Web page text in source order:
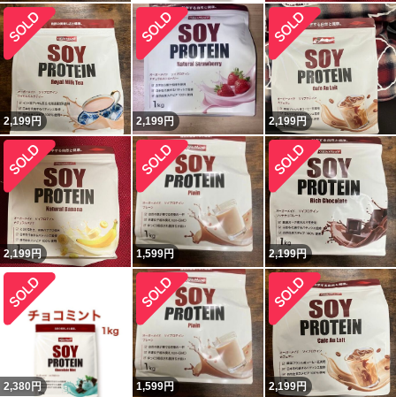
2,199円 2,199円 2,199円
2,199円 1,599円 2,199円
2,380 円 1,599円 2,199円